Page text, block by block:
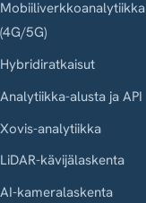
Mobiiliverkkoanalytiikka
(4G/5G)
Hybridiratkaisut
Analytiikka-alusta ja API
Xovis-analytiikka
LiDAR-kävijälaskenta
AI-kameralaskenta